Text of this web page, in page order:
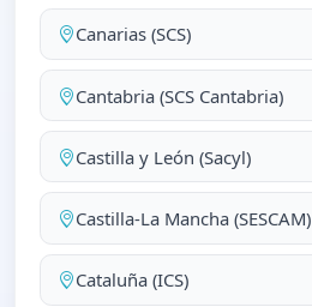
Canarias (SCS)
Cantabria (SCS Cantabria)
Castilla y León (Sacyl)
Castilla-La Mancha (SESCAM)
Cataluña (ICS)